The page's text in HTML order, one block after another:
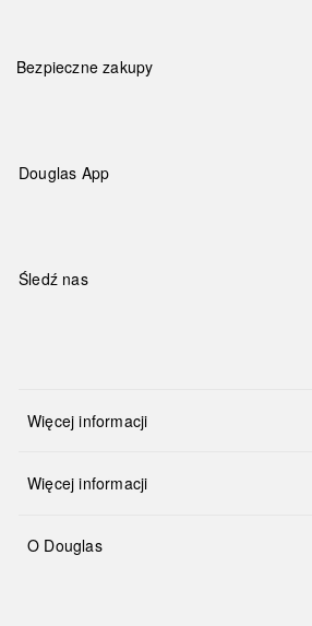
Bezpieczne zakupy
Douglas App
Śledź nas
Więcej informacji
Więcej informacji
O Douglas